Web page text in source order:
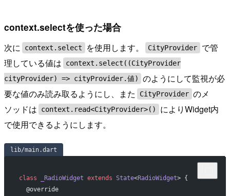
context.selectを使った場合
次に context.select を使用します。 CityProvider
で管
理している値は
context.select((CityProvider
cityProvider) => cityProvider.値)
のようにして監視が必
要な値のみ読み取るようにし、また
CityProvider のメ
ソッドは
context.read<CityProvider>()
によりWidget内
で使用できるようにします。
lib/main.dart
class _RadioWidget extends State<RadioWidget> {
  @override